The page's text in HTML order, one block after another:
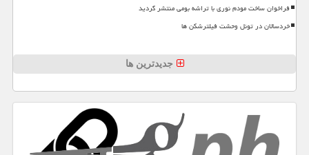
فراخوان ساخت مودم نوری با تراشه بومی منتشر گردید
خردسالان در تونل وحشت فیلترشکن ها
جدیدترین ها